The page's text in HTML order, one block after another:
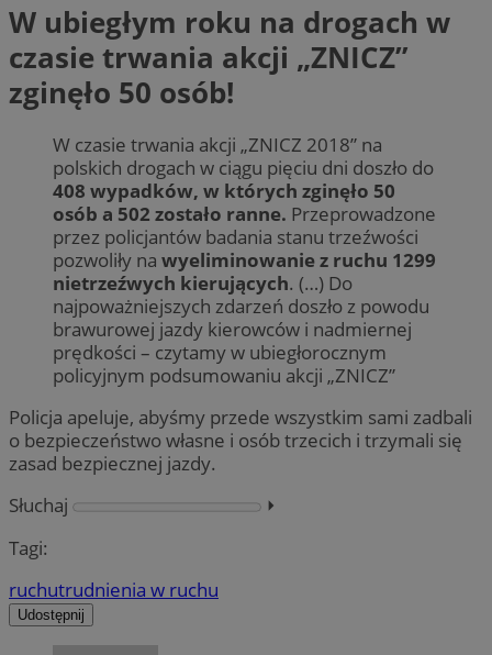
W ubiegłym roku na drogach w
czasie trwania akcji „ZNICZ”
zginęło 50 osób!
W czasie trwania akcji „ZNICZ 2018” na
polskich drogach w ciągu pięciu dni doszło do
408 wypadków, w których zginęło 50
osób a 502 zostało ranne. Przeprowadzone
przez policjantów badania stanu trzeźwości
pozwoliły na wyeliminowanie z ruchu 1299
nietrzeźwych kierujących. (…) Do
najpoważniejszych zdarzeń doszło z powodu
brawurowej jazdy kierowców i nadmiernej
prędkości – czytamy w ubiegłorocznym
policyjnym podsumowaniu akcji „ZNICZ”
Policja apeluje, abyśmy przede wszystkim sami zadbali
o bezpieczeństwo własne i osób trzecich i trzymali się
zasad bezpiecznej jazdy.
Słuchaj
⏵︎
Tagi:
ruchutrudnienia w ruchu
Udostępnij